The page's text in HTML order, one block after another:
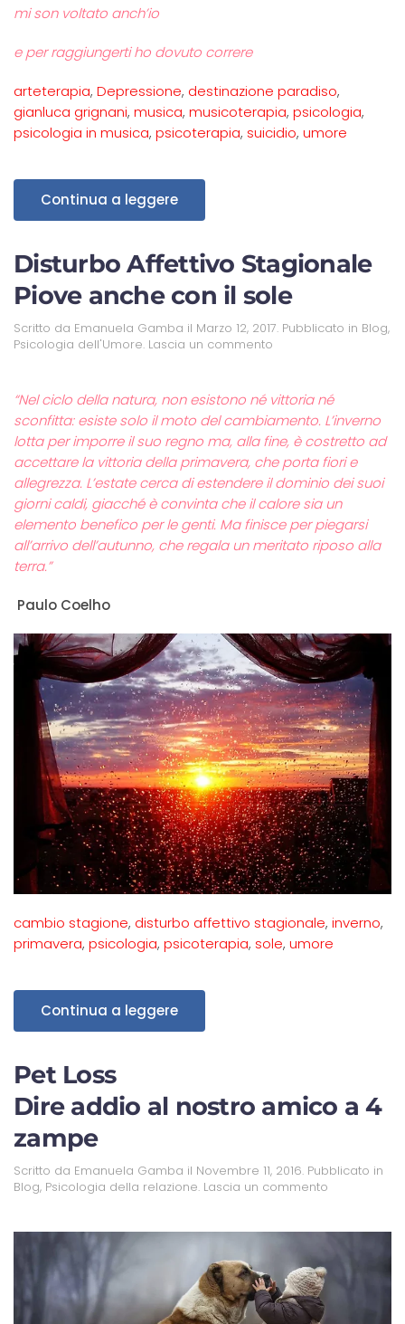
mi son voltato anch’io
e per raggiungerti ho dovuto correre
arteterapia, Depressione, destinazione paradiso,
gianluca grignani, musica, musicoterapia, psicologia,
psicologia in musica, psicoterapia, suicidio, umore
Continua a leggere
Disturbo Affettivo Stagionale
Piove anche con il sole
Scritto da Emanuela Gamba il Marzo 12, 2017. Pubblicato in Blog,
Psicologia dell'Umore. Lascia un commento
“Nel ciclo della natura, non esistono né vittoria né
sconfitta: esiste solo il moto del cambiamento. L’inverno
lotta per imporre il suo regno ma, alla fine, è costretto ad
accettare la vittoria della primavera, che porta fiori e
allegrezza. L’estate cerca di estendere il dominio dei suoi
giorni caldi, giacché è convinta che il calore sia un
elemento benefico per le genti. Ma finisce per piegarsi
all’arrivo dell’autunno, che regala un meritato riposo alla
terra.”
Paulo Coelho
cambio stagione, disturbo affettivo stagionale, inverno,
primavera, psicologia, psicoterapia, sole, umore
Continua a leggere
Pet Loss
Dire addio al nostro amico a 4
zampe
Scritto da Emanuela Gamba il Novembre 11, 2016. Pubblicato in
Blog, Psicologia della relazione. Lascia un commento